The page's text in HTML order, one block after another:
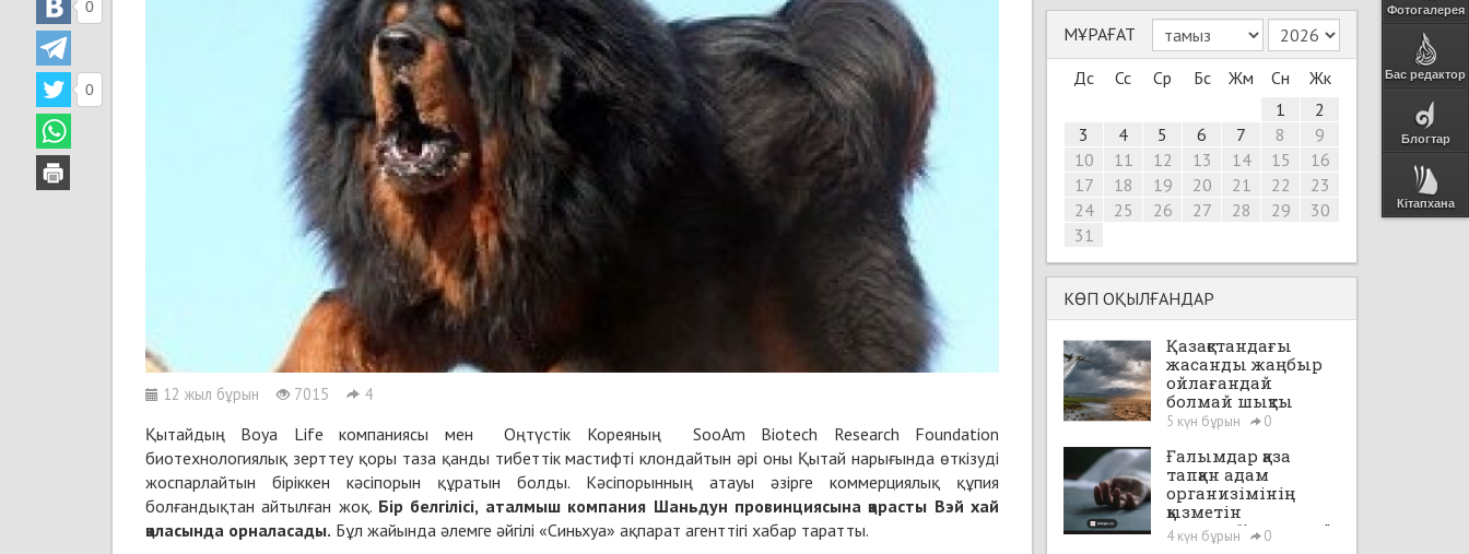
Фотогалерея
Бас редактор
Блогтар
Кітапхана
12 жыл бұрын 7015 4
0
0
Қытайдың Boya Life компаниясы мен Оңтүстік Кореяның SooAm Biotech Research Foundation
биотехнологиялық зерттеу қоры таза қанды тибеттік мастифті клондайтын әрі оны Қытай нарығында өткізуді
жоспарлайтын біріккен кәсіпорын құратын болды. Кәсіпорынның атауы әзірге коммерциялық құпия
болғандықтан айтылған жоқ. Бір белгілісі, аталмыш компания Шаньдун провинциясына қарасты Вэй хай
қаласында орналасады. Бұл жайында әлемге әйгілі «Синьхуа» ақпарат агенттігі хабар таратты.
МҰРАҒАТ
Дс
Сс Ср Бс Жм Сн
Жк
1
2
3
4 5 6 7 8
9
10
11 12 13 14 15
16
17
18 19 20 21 22
23
24
25 26 27 28 29
30
31
КӨП ОҚЫЛҒАНДАР
Қазақстандағы
жасанды жаңбыр
ойлағандай
болмай шықты
5 күн бұрын 0
Ғалымдар қаза
тапқан адам
организімінің
қызметін
уақытша“іске қосты”
4 күн бұрын 0